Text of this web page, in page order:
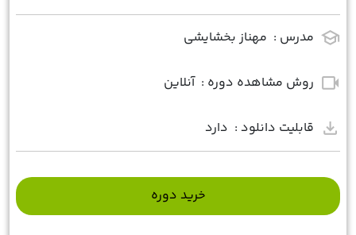
school مدرس : مهناز بخشایشی
videocam روش مشاهده دوره : آنلاین
download قابلیت دانلود : دارد
خرید دوره